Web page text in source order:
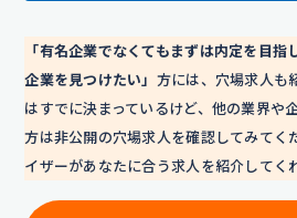
「有名企業でなくてもまずは内定を目
企業を見つけたい」 方には、穴場求人も
はすでに決まっているけど、他の業界や
方は非公開の穴場求人を確認してみてく
イザーがあなたに合う求人を紹介してく